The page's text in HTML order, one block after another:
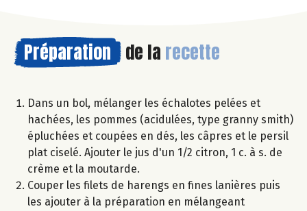
Préparation de la recette
Dans un bol, mélanger les échalotes pelées et
hachées, les pommes (acidulées, type granny smith)
épluchées et coupées en dés, les câpres et le persil
plat ciselé. Ajouter le jus d'un 1/2 citron, 1 c. à s. de
crème et la moutarde.
Couper les filets de harengs en fines lanières puis
les ajouter à la préparation en mélangeant